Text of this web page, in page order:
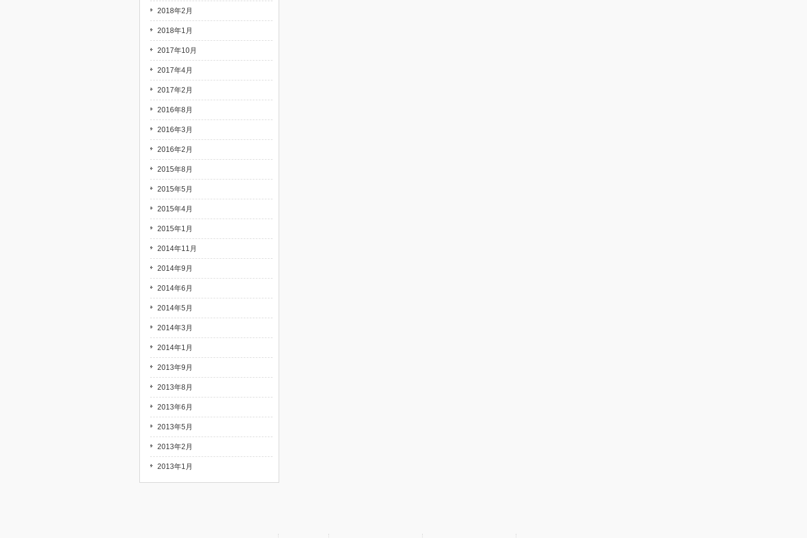
2018年2月
2018年1月
2017年10月
2017年4月
2017年2月
2016年8月
2016年3月
2016年2月
2015年8月
2015年5月
2015年4月
2015年1月
2014年11月
2014年9月
2014年6月
2014年5月
2014年3月
2014年1月
2013年9月
2013年8月
2013年6月
2013年5月
2013年2月
2013年1月